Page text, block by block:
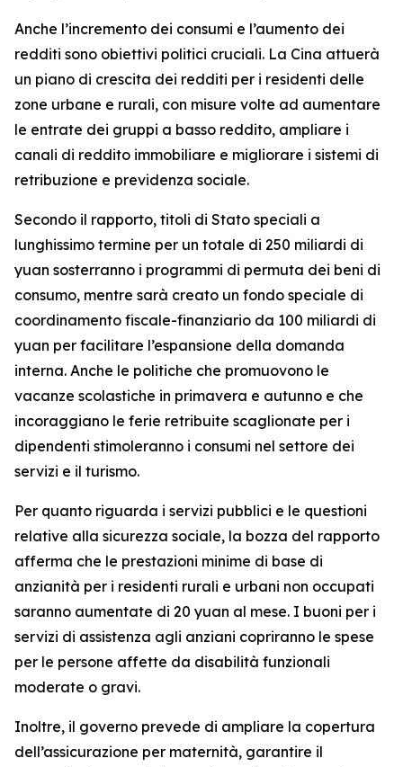
Anche l’incremento dei consumi e l’aumento dei
redditi sono obiettivi politici cruciali. La Cina attuerà
un piano di crescita dei redditi per i residenti delle
zone urbane e rurali, con misure volte ad aumentare
le entrate dei gruppi a basso reddito, ampliare i
canali di reddito immobiliare e migliorare i sistemi di
retribuzione e previdenza sociale.
Secondo il rapporto, titoli di Stato speciali a
lunghissimo termine per un totale di 250 miliardi di
yuan sosterranno i programmi di permuta dei beni di
consumo, mentre sarà creato un fondo speciale di
coordinamento fiscale-finanziario da 100 miliardi di
yuan per facilitare l’espansione della domanda
interna. Anche le politiche che promuovono le
vacanze scolastiche in primavera e autunno e che
incoraggiano le ferie retribuite scaglionate per i
dipendenti stimoleranno i consumi nel settore dei
servizi e il turismo.
Per quanto riguarda i servizi pubblici e le questioni
relative alla sicurezza sociale, la bozza del rapporto
afferma che le prestazioni minime di base di
anzianità per i residenti rurali e urbani non occupati
saranno aumentate di 20 yuan al mese. I buoni per i
servizi di assistenza agli anziani copriranno le spese
per le persone affette da disabilità funzionali
moderate o gravi.
Inoltre, il governo prevede di ampliare la copertura
dell’assicurazione per maternità, garantire il